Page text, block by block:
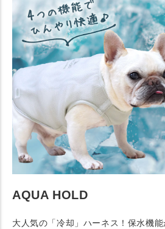
AQUA HOLD
大人気の「冷却」ハーネス！保水機